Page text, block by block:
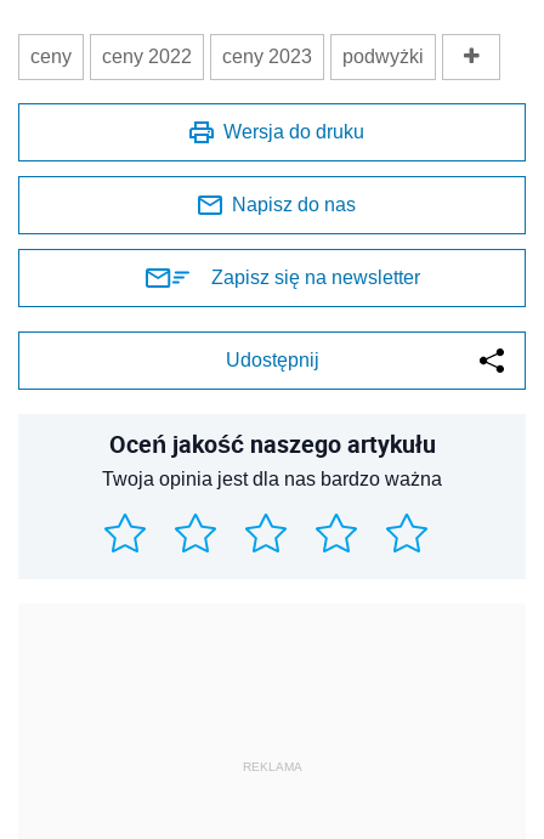
ceny ceny 2022 ceny 2023 podwyżki
Wersja do druku
Napisz do nas
Zapisz się na newsletter
Udostępnij
Oceń jakość naszego artykułu
Twoja opinia jest dla nas bardzo ważna
REKLAMA